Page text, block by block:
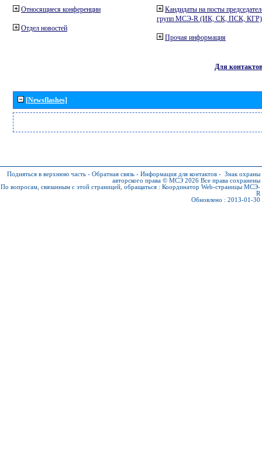
Относящиеся конференции
Отдел новостей
Кандидаты на посты
групп МСЭ-R (ИК, СК, ПСК, КГР)
Прочая информация
Для контактов
[Newsflashes]
Подняться в верхнюю часть - Обратная связь - Информация для контактов - Знак охраны
авторского права © МСЭ 2026 Все права сохранены
По вопросам, связанным с этой страницей, обращаться : Координатор Web-страницы МСЭ-
R
Обновлено : 2013-01-30